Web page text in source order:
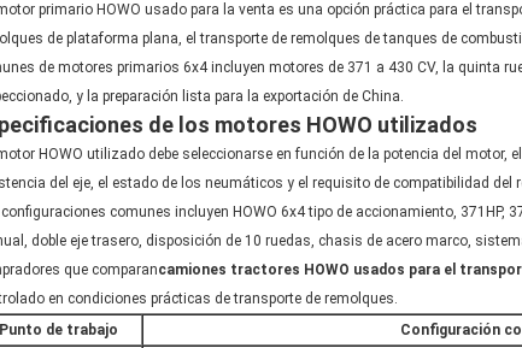
primario HOWO usado para la venta es una opción práctica para el
de plataforma plana, el transporte de remolques de tanques de
de motores primarios 6x4 incluyen motores de 371 a 430 CV, la quinta
y la preparación lista para la exportación de China.
de los motores HOWO utilizados
HOWO utilizado debe seleccionarse en función de la potencia del motor,
del eje, el estado de los neumáticos y el requisito de compatibilidad del
configuraciones comunes incluyen HOWO 6x4 tipo de accionamiento, 371HP,
doble eje trasero, disposición de 10 ruedas, chasis de acero marco,
que comparancamiones tractores HOWO usados para el
en condiciones prácticas de transporte de remolques.
Punto de trabajo
Configuración